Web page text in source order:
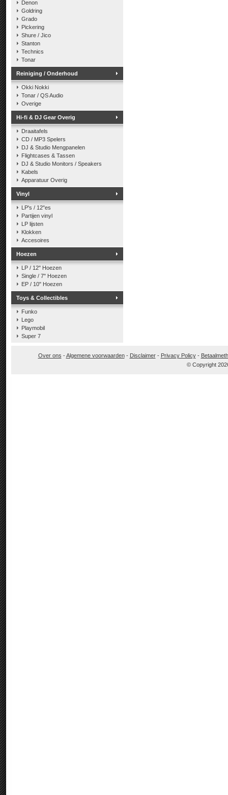
Denon
Goldring
Grado
Pickering
Shure / Jico
Stanton
Technics
Tonar
Reiniging / Onderhoud
Okki Nokki
Tonar / QS Audio
Overige
Hi-fi & DJ Gear Overig
Draaitafels
CD / MP3 Spelers
DJ & Studio Mengpanelen
Flightcases & Tassen
DJ & Studio Monitors / Speakers
Kabels
Apparatuur Overig
Vinyl
LP's / 12"es
Partijen vinyl
LP lijsten
Klokken
Accesoires
Hoezen
LP / 12" Hoezen
Single / 7" Hoezen
EP / 10" Hoezen
Toys & Collectibles
Funko
Lego
Playmobil
Super 7
Over ons -Algemene voorwaarden- Disclaimer- Privacy Policy-
© Copyright